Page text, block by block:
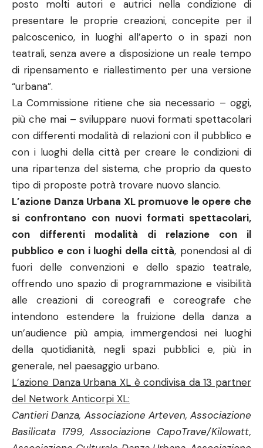
posto molti autori e autrici nella condizione di
presentare le proprie creazioni, concepite per il
palcoscenico, in luoghi all’aperto o in spazi non
teatrali, senza avere a disposizione un reale tempo
di ripensamento e riallestimento per una versione
“urbana”.
La Commissione ritiene che sia necessario – oggi,
più che mai – sviluppare nuovi formati spettacolari
con differenti modalità di relazioni con il pubblico e
con i luoghi della città per creare le condizioni di
una ripartenza del sistema, che proprio da questo
tipo di proposte potrà trovare nuovo slancio.
L’azione Danza Urbana XL promuove le opere che
si confrontano con nuovi formati spettacolari,
con differenti modalità di relazione con il
pubblico e con i luoghi della città, ponendosi al di
fuori delle convenzioni e dello spazio teatrale,
offrendo uno spazio di programmazione e visibilità
alle creazioni di coreografi e coreografe che
intendono estendere la fruizione della danza a
un’audience più ampia, immergendosi nei luoghi
della quotidianità, negli spazi pubblici e, più in
generale, nel paesaggio urbano.
L’azione Danza Urbana XL è condivisa da 13 partner
del Network Anticorpi XL:
Cantieri Danza, Associazione Arteven, Associazione
Basilicata 1799, Associazione CapoTrave/Kilowatt,